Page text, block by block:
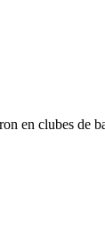
en clubes de